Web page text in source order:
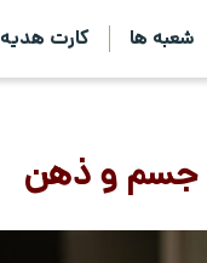
شعبه ها کارت هدیه
جسم و ذهن